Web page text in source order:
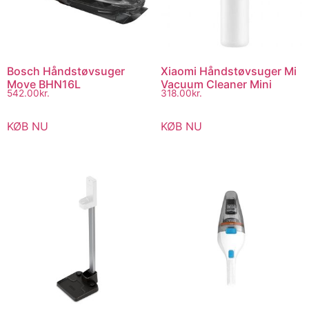
Bosch Håndstøvsuger
Move BHN16L
542.00kr.
KØB NU
Xiaomi Håndstøvsuger Mi
Vacuum Cleaner Mini
318.00kr.
KØB NU